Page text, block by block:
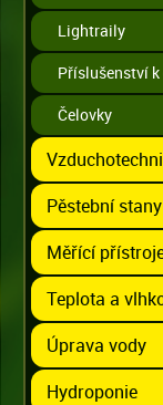
Lightraily
Příslušenství
Čelovky
Pěstební stany
Měřící
Teplota a
Úprava vody
Hydroponie